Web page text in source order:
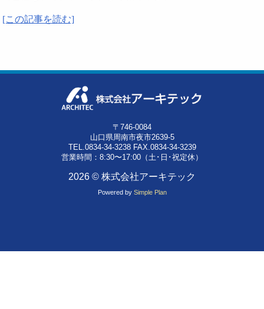
[この記事を読む]
〒746-0084
山口県周南市夜市2639-5
TEL.0834-34-3238 FAX.0834-34-3239
営業時間：8:30〜17:00（土･日･祝定休）
2026 © 株式会社アーキテック
Powered by Simple Plan